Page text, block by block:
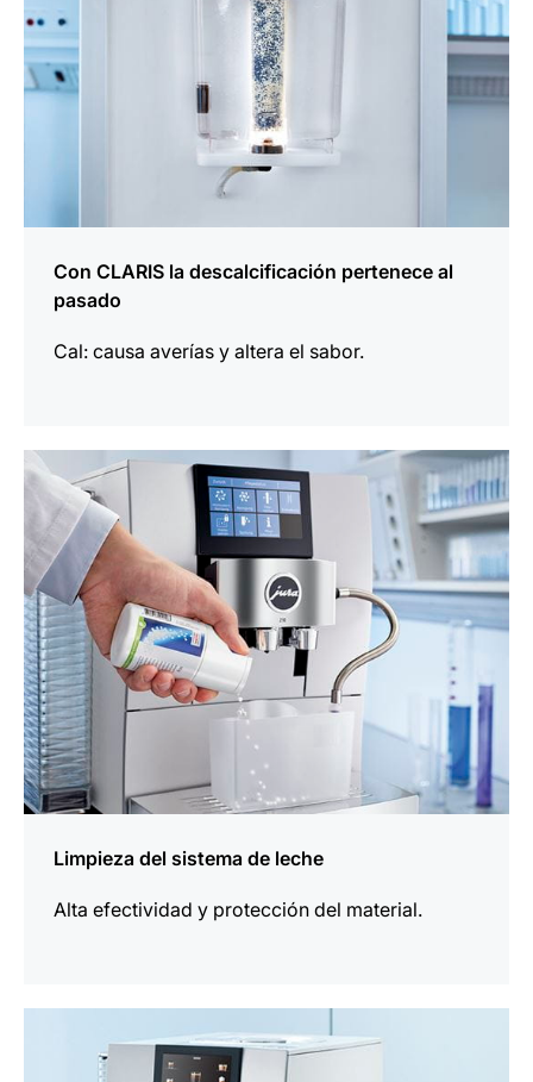
Con CLARIS la descalcificación pertenece al
pasado
Cal: causa averías y altera el sabor.
Limpieza del sistema de leche
Alta efectividad y protección del material.
más
información
información